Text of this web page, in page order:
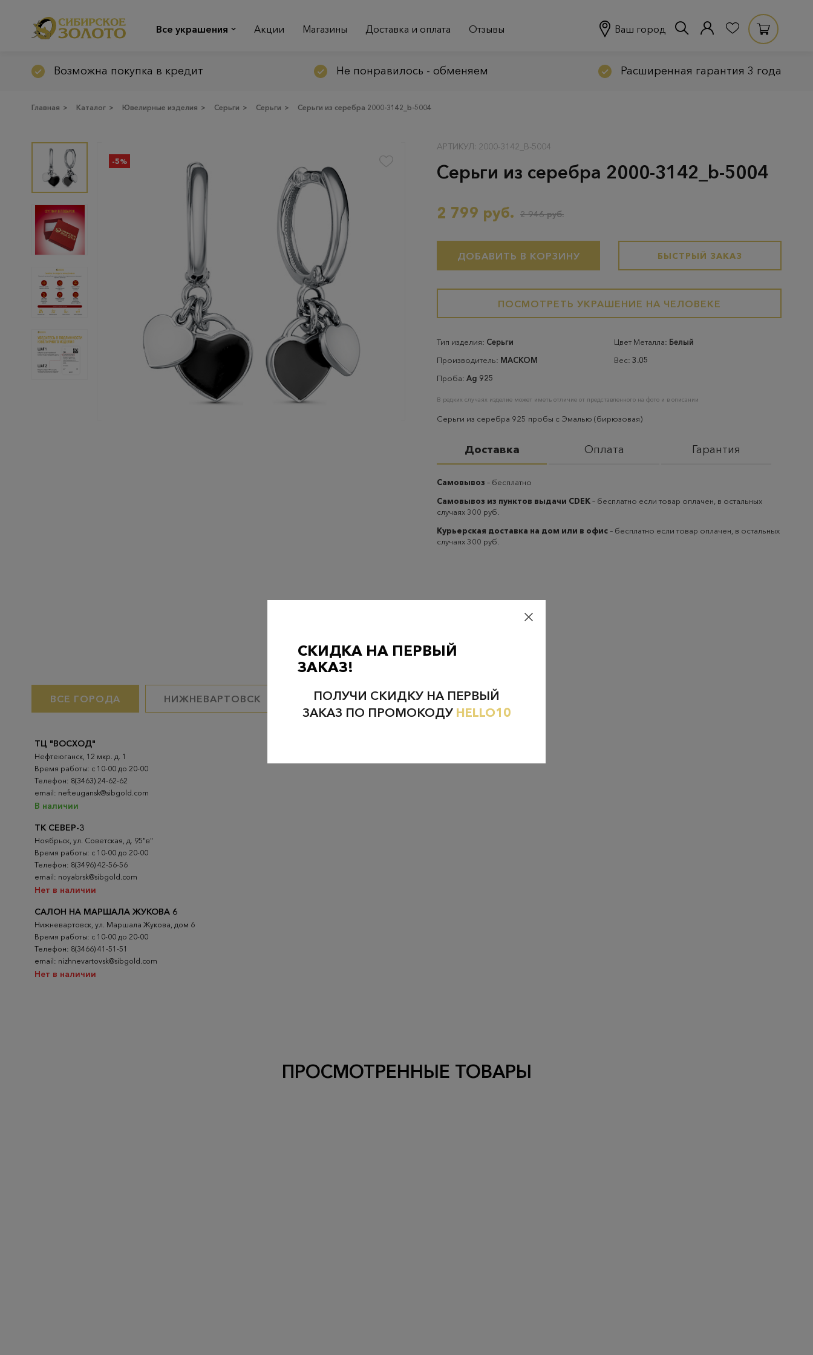
Все украшения Акции Магазины Доставка и оплата Отзывы Ваш город
Возможна покупка в кредит Не понравилось - обменяем Расширенная гарантия 3 года
Главная > Каталог > Ювелирные изделия > Серьги > Серьги > Серьги из серебра 2000-3142_b-5004
-5%
АРТИКУЛ: 2000-3142_B-5004
Серьги из серебра 2000-3142_b-5004
2 799 руб. 2 946 руб.
ДОБАВИТЬ В КОРЗИНУ БЫСТРЫЙ ЗАКАЗ
ПОСМОТРЕТЬ УКРАШЕНИЕ НА ЧЕЛОВЕКЕ
Тип изделия: Серьги
Производитель: МАСКОМ
Проба: Ag 925
Цвет Металла: Белый
Вес: 3.05
В редких случаях изделие может иметь отличие от представленного на фото и в описании
Серьги из серебра 925 пробы с Эмалью (бирюзовая)
Доставка Оплата Гарантия
Самовывоз – бесплатно
Самовывоз из пунктов выдачи CDEK– бесплатно если товар оплачен, в остальных
случаях 300 руб.
Курьерская доставка на дом или в офис– бесплатно если товар оплачен, в остальных
случаях 300 руб.
ВСЕ ГОРОДА НИЖНЕВАРТОВСК НЕФТЕЮГАНСК НОЯБРЬСК
ТК СЕВЕР-3
Ноябрьск, ул. Советская, д. 95"в"
Время работы: с 10-00 до 20-00
Телефон: 8(3496) 42-56-56
email: noyabrsk@sibgold.com
Нет в наличии
ТЦ "ВОСХОД"
Нефтеюганск, 12 мкр. д. 1
Время работы: с 10-00 до 20-00
Телефон: 8(3463) 24-62-62
email: nefteugansk@sibgold.com
В наличии
САЛОН НА МАРШАЛА ЖУКОВА 6
Нижневартовск, ул. Маршала Жукова, дом 6
Время работы: с 10-00 до 20-00
Телефон: 8(3466) 41-51-51
email: nizhnevartovsk@sibgold.com
Нет в наличии
ПРОСМОТРЕННЫЕ ТОВАРЫ
СКИДКА НА ПЕРВЫЙ
ЗАКАЗ!
ПОЛУЧИ СКИДКУ НА ПЕРВЫЙ
ЗАКАЗ ПО ПРОМОКОДУ HELLO10